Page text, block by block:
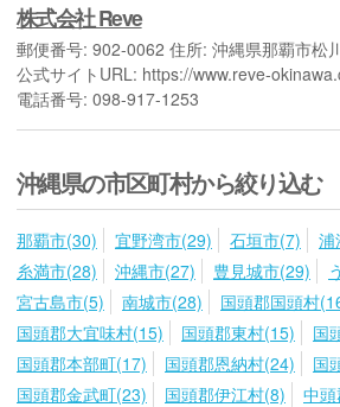
株式会社 Reve
郵便番号: 902-0062 住所: 沖縄県那覇市松
公式サイトURL: https://www.reve-
電話番号: 098-917-1253
沖縄県の市区町村から絞り込む
那覇市(30) 宜野湾市(29) 石垣市(7) 浦
糸満市(28)
沖縄市(27) 豊見城市(29)
宮古島市(5)
南城市(28)
国頭郡国頭村
国頭郡大宜味村(15)
国頭郡東村(15)
国
国頭郡本部町(17)
国頭郡恩納村(24)
国
国頭郡金武町(23)
国頭郡伊江村(8)
中